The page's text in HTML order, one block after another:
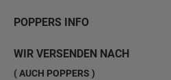
POPPERS INFO
WIR VERSENDEN NACH
( AUCH POPPERS )